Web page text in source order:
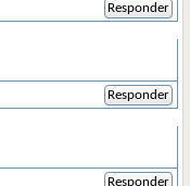
Responder
Responder
Responder